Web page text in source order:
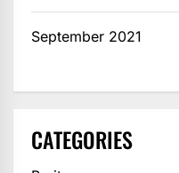
September 2021
CATEGORIES